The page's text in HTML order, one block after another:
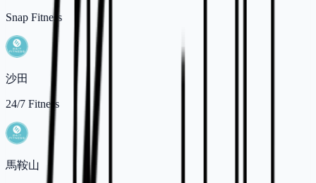
Snap Fitness
沙田
24/7 Fitness
馬鞍山